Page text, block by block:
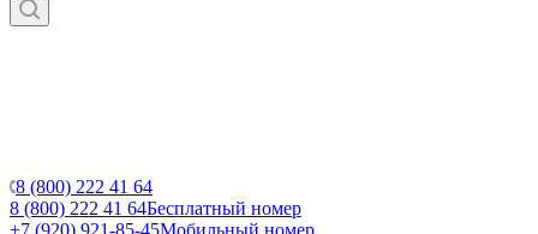
8 (800) 222 41 64
8 (800) 222 41 64Бесплатный номер
+7 (920) 921-85-45Мобильный номер